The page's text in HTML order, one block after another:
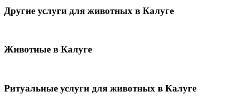
Другие услуги для животных в Калуге
Животные в Калуге
Ритуальные услуги для животных в Калуге